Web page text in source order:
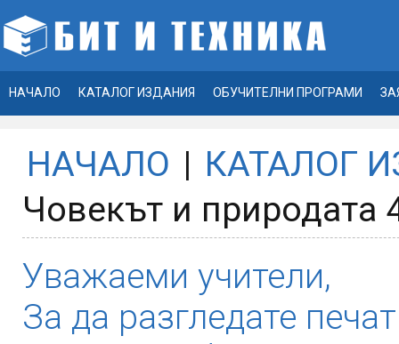
НАЧАЛО КАТАЛОГ ИЗДАНИЯ ОБУЧИТЕЛНИ ПРОГРАМИ
НАЧАЛО | КАТАЛОГ
Човекът и природата
Уважаеми учители,
За да разгледате